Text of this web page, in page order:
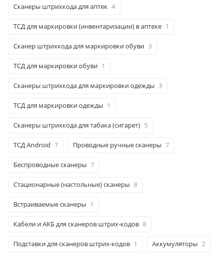
Сканеры штрихкода для аптек 4
ТСД для маркировки (инвентаризации) в аптеке 1
Сканер штрихкода для маркировки обуви 3
ТСД для маркировки обуви 1
Сканеры штрихкода для маркировки одежды 3
ТСД для маркировки одежды 1
Сканеры штрихкода для табака (сигарет) 5
ТСД Android 7 Проводные ручные сканеры 7
Беспроводные сканеры 7
Стационарные (настольные) сканеры 8
Встраиваемые сканеры 1
Кабели и АКБ для сканеров штрих-кодов 8
Подставки для сканеров штрих-кодов 1 Аккумуляторы 2